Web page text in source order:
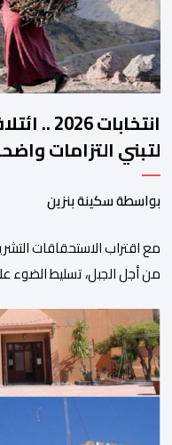
لتبني التزامات
بواسطة سكينة بنزين
من أجل الجبل، تسليط الضوء
المنتظرة، في إطار تعاقد
الوعود الانتخابية إلى